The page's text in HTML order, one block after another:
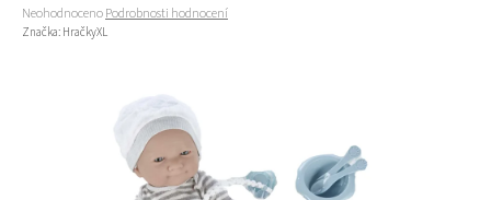
Průměrné
hodnocení
NeohodnocenoPodrobnosti hodnocení
Značka: HračkyXL